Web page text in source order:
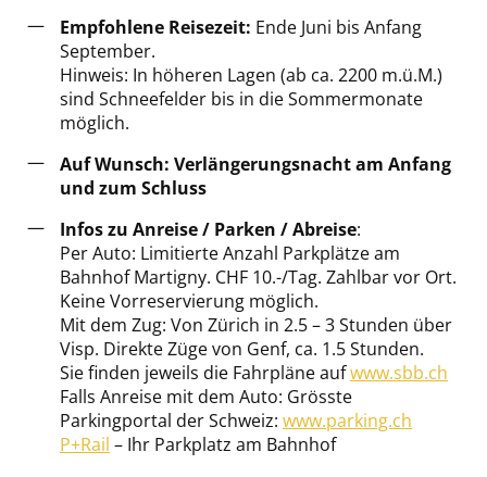
Empfohlene Reisezeit: Ende Juni bis Anfang
September.
Hinweis: In höheren Lagen (ab ca. 2200 m.ü.M.)
sind Schneefelder bis in die Sommermonate
möglich.
Auf Wunsch: Verlängerungsnacht am Anfang
und zum Schluss
Infos zu Anreise / Parken / Abreise:
Per Auto: Limitierte Anzahl Parkplätze am
Bahnhof Martigny. CHF 10.-/Tag. Zahlbar vor Ort.
Keine Vorreservierung möglich.
Mit dem Zug: Von Zürich in 2.5 – 3 Stunden über
Visp. Direkte Züge von Genf, ca. 1.5 Stunden.
Sie finden jeweils die Fahrpläne aufwww.sbb.ch
Falls Anreise mit dem Auto: Grösste
Parkingportal der Schweiz: www.parking.ch
P+Rail – Ihr Parkplatz am Bahnhof